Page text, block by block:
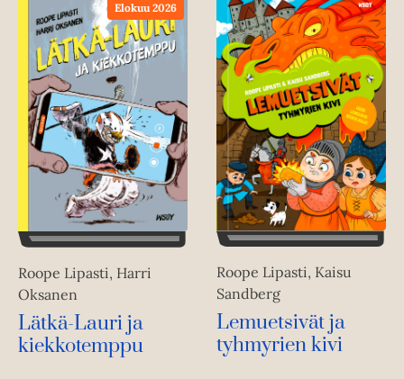
Elokuu 2026
Roope Lipasti, Harri
Oksanen
Lätkä-Lauri ja
kiekkotemppu
Roope Lipasti, Kaisu
Sandberg
Lemuetsivät ja
tyhmyrien kivi